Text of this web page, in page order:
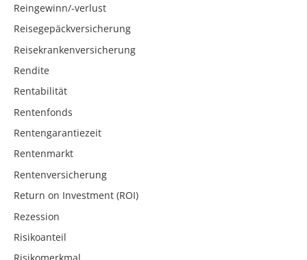
Reingewinn/-verlust
Reisegepäckversicherung
Reisekrankenversicherung
Rendite
Rentabilität
Rentenfonds
Rentengarantiezeit
Rentenmarkt
Rentenversicherung
Return on Investment (ROI)
Rezession
Risikoanteil